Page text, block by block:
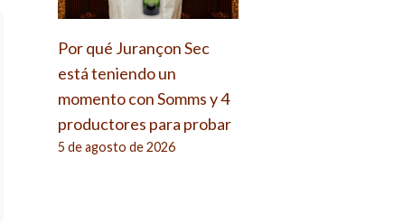
Por qué Jurançon Sec
está teniendo un
momento con Somms y 4
productores para probar
5 de agosto de 2026